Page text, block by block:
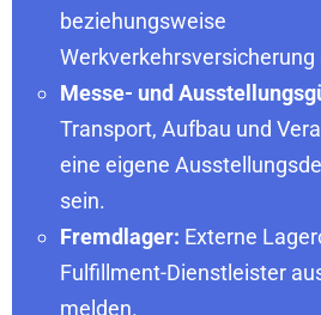
beziehungsweise
Werkverkehrsversicherung
Messe- und
Transport, Aufbau und
eine eigene
sein.
Fremdlager: Externe
Fulfillment-Dienstleister
melden.